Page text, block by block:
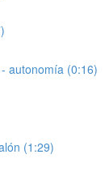
autonomía (0:16)
(1:29)